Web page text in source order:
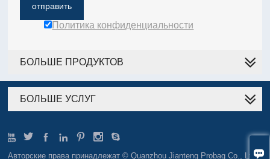

отправить
Политика конфиденциальности
БОЛЬШЕ ПРОДУКТОВ
БОЛЬШЕ УСЛУГ
      
Авторские права принадлежат © Quanzhou Jianteng Probag Co., Ltd.